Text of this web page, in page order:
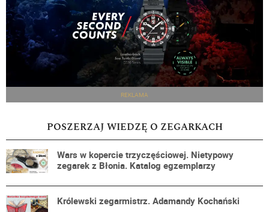
REKLAMA
POSZERZAJ WIEDZĘ O ZEGARKACH
Wars w kopercie trzyczęściowej. Nietypowy
zegarek z Błonia. Katalog egzemplarzy
Królewski zegarmistrz. Adamandy Kochański